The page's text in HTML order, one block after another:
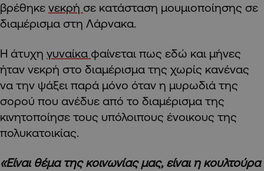
βρέθηκε νεκρή σε κατάσταση μουμιοποίησης σε
διαμέρισμα στη Λάρνακα.
Η άτυχη γυναίκα φαίνεται πως εδώ και μήνες
ήταν νεκρή στο διαμέρισμα της χωρίς κανένας
να την ψάξει παρά μόνο όταν η μυρωδιά της
σορού που ανέδυε από το διαμέρισμα της
κινητοποίησε τους υπόλοιπους ένοικους της
πολυκατοικίας.
«Είναι θέμα της κοινωνίας μας, είναι η κουλτούρα